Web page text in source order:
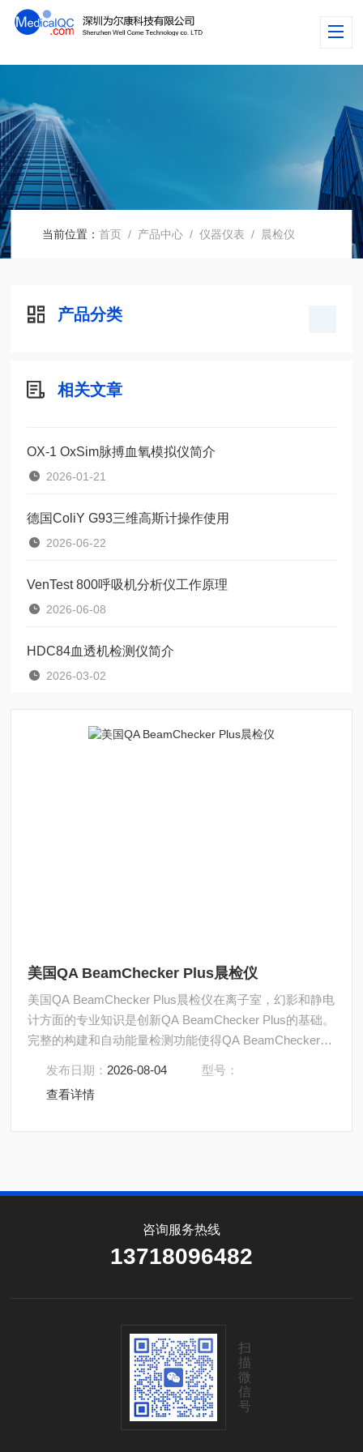
当前位置：首页 / 产品中心 /仪器仪表 / 晨检仪
产品分类
相关文章
OX-1 OxSim脉搏血氧模拟仪简介
2026-01-21
德国ColiY G93三维高斯计操作使用
2026-06-22
VenTest 800呼吸机分析仪工作原理
2026-06-08
HDC84血透机检测仪简介
2026-03-02
美国QA BeamChecker Plus晨检仪
美国QA BeamChecker Plus晨检仪在离子室，幻影和静电
计方面的专业知识是创新QA BeamChecker Plus的基础。
完整的构建和自动能量检测功能使得QA BeamChecker
线或电缆。放射治疗师不需要在能量之间进入金库，从而
可以在多达9间治疗室进行快速，直观的早晨QA。
发布日期： 2026-08-04
型号：
查看详情
咨询服务热线
13718096482
扫
描
微
信
号